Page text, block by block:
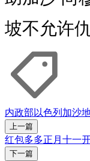
坡不允许
内政部以色列 加沙
上一篇
红包多多正月十一
下一篇